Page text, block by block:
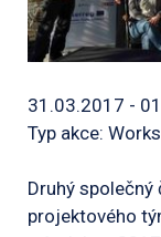
31.03.2017 -
Typ akce:
Druhý
projektového